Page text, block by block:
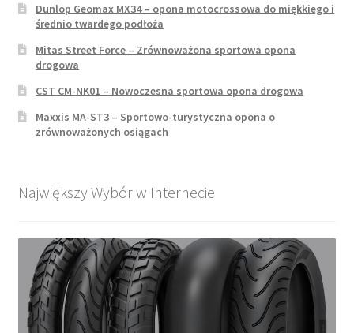
Dunlop Geomax MX34 – opona motocrossowa do miękkiego i
średnio twardego podłoża
Mitas Street Force – Zrównoważona sportowa opona
drogowa
CST CM-NK01 – Nowoczesna sportowa opona drogowa
Maxxis MA-ST3 – Sportowo-turystyczna opona o
zrównoważonych osiągach
Największy Wybór w Internecie